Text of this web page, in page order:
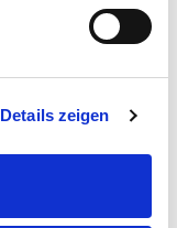
Details zeigen